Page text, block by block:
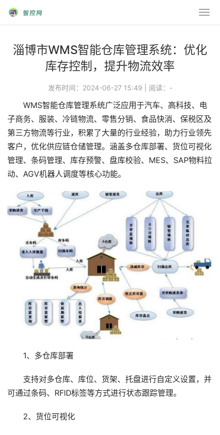
淄博市WMS智能仓库管理系统：优化
库存控制，提升物流效率
发布时间：2024-06-27 15:49 阅读： -
WMS智能仓库管理系统广泛应用于汽车、高科技、电
子商务、服装、冷链物流、零售分销、食品快消、保税区及
第三方物流等行业，积累了大量的行业经验，助力行业领先
客户，优化供应链仓储管理。涵盖多仓库部署、货位可视化
管理、条码管理、库存预警、盘库校验、MES、SAP物料拉
动、AGV机器人调度等核心功能。
1、多仓库部署
支持对多仓库、库位、货架、托盘进行自定义设置，并
可通过条码、RFID标签等方式进行状态跟踪管理。
2、货位可视化